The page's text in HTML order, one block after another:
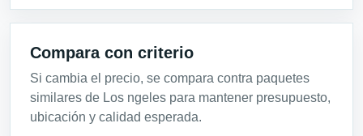
Compara con criterio
Si cambia el precio, se compara contra paquetes
similares de Los ngeles para mantener presupuesto,
ubicación y calidad esperada.